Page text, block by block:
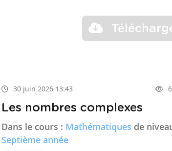
30 juin 2026 13:43
Les nombres complexes
Dans le cours : Mathématiques de
Septième année